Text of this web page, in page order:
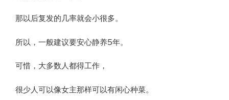
那以后复发的几率就会小很多。
所以，一般建议要安心静养5年。
可惜，大多数人都得工作，
很少人可以像女主那样可以有闲心种菜。